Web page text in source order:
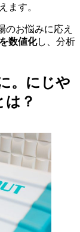
ます。
のお悩みに応え
数値化し、分析
。にじや
は？